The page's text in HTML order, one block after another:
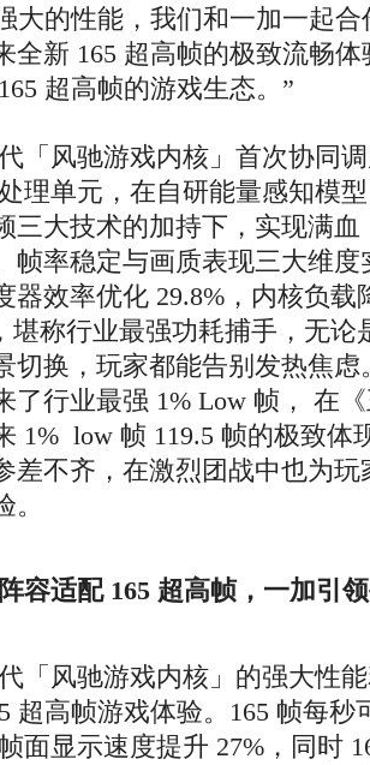
大的性能，我们和一加一起
全新 165 超高帧的极致流畅
超高帧的游戏生态。”
「风驰游戏内核」首次协同
理单元，在自研能量感知模
三大技术的加持下，实现满
帧率稳定与画质表现三大维
器效率优化 29.8%，内核负载
堪称行业最强功耗捕手，无论
切换，玩家都能告别发热焦
了行业最强 1% Low 帧， 在
1% low 帧 119.5 帧的极致体
差不齐，在激烈团战中也为
容适配 165 超高帧，一加引
「风驰游戏内核」的强大性
超高帧游戏体验。165 帧每秒
面显示速度提升 27%，同时